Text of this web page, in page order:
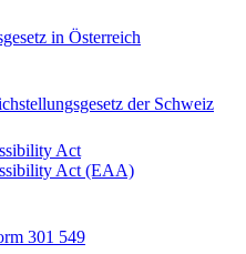
in Österreich
der Schweiz
Act
Act (EAA)
301 549